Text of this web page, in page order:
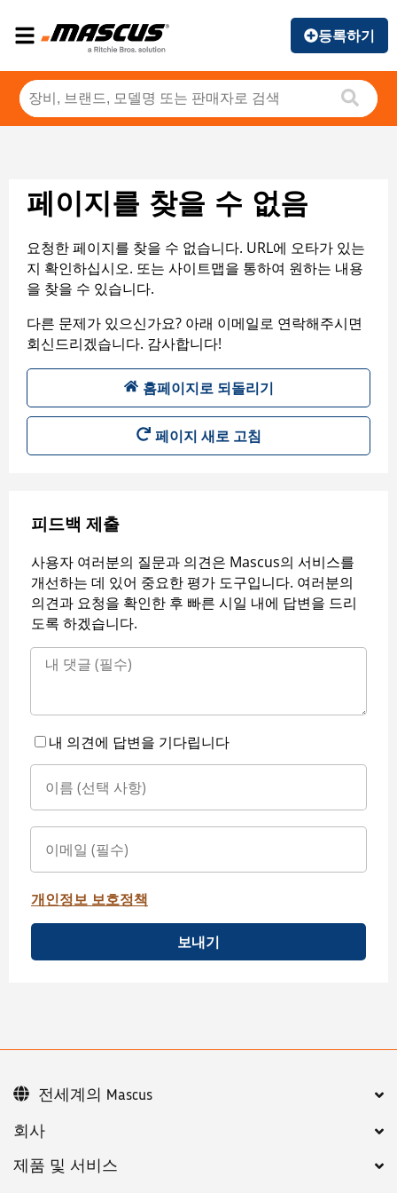
등록하기
페이지를 찾을 수 없음
요청한 페이지를 찾을 수 없습니다. URL에 오타가 있는
지 확인하십시오. 또는 사이트맵을 통하여 원하는 내용
을 찾을 수 있습니다.
다른 문제가 있으신가요? 아래 이메일로 연락해주시면
회신드리겠습니다. 감사합니다!
홈페이지로 되돌리기
페이지 새로 고침
피드백 제출
사용자 여러분의 질문과 의견은 Mascus의 서비스를
개선하는 데 있어 중요한 평가 도구입니다. 여러분의
의견과 요청을 확인한 후 빠른 시일 내에 답변을 드리
도록 하겠습니다.
내 의견에 답변을 기다립니다
개인정보 보호정책
보내기
회사
제품 및 서비스
전세계의 Mascus